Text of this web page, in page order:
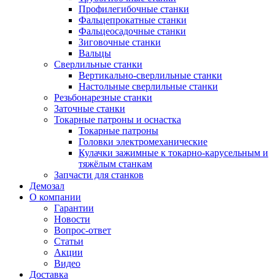
Профилегибочные станки
Фальцепрокатные станки
Фальцеосадочные станки
Зиговочные станки
Вальцы
Сверлильные станки
Вертикально-сверлильные станки
Настольные сверлильные станки
Резьбонарезные станки
Заточные станки
Токарные патроны и оснастка
Токарные патроны
Головки электромеханические
Кулачки зажимные к токарно-карусельным и
тяжёлым станкам
Запчасти для станков
Демозал
О компании
Гарантии
Новости
Вопрос-ответ
Статьи
Акции
Видео
Доставка